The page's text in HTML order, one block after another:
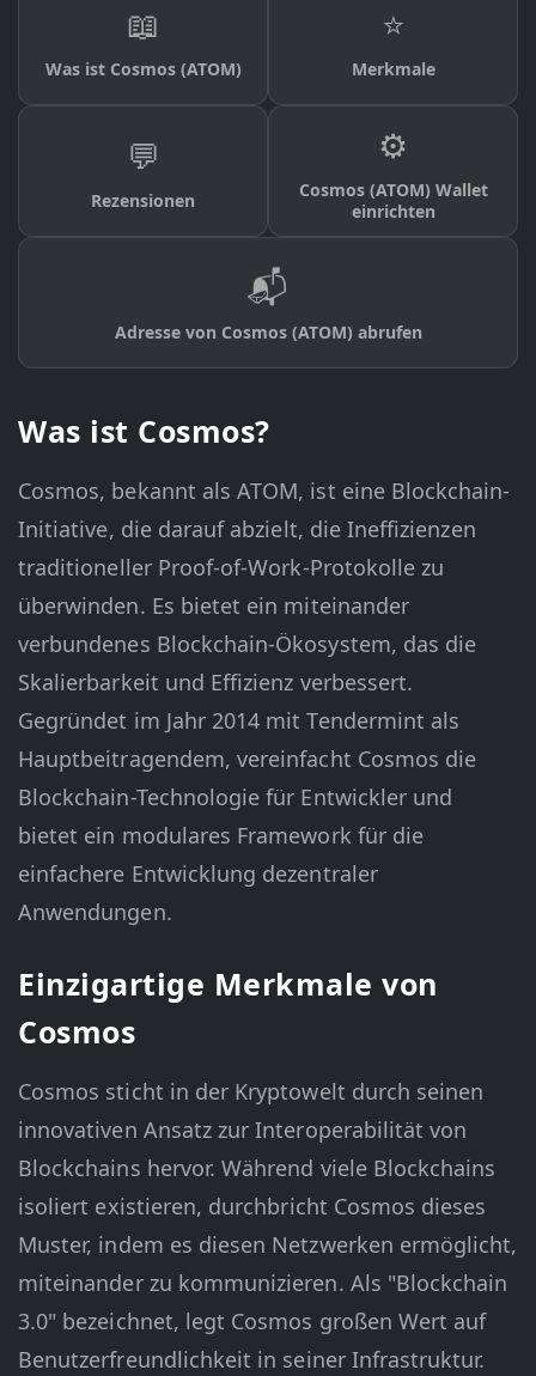
📖
Was ist Cosmos (ATOM)
⭐
Merkmale
💬
Rezensionen
⚙️
Cosmos (ATOM) Wallet
einrichten
📬
Adresse von Cosmos (ATOM) abrufen
Was ist Cosmos?
Cosmos, bekannt als ATOM, ist eine Blockchain-
Initiative, die darauf abzielt, die Ineffizienzen
traditioneller Proof-of-Work-Protokolle zu
überwinden. Es bietet ein miteinander
verbundenes Blockchain-Ökosystem, das die
Skalierbarkeit und Effizienz verbessert.
Gegründet im Jahr 2014 mit Tendermint als
Hauptbeitragendem, vereinfacht Cosmos die
Blockchain-Technologie für Entwickler und
bietet ein modulares Framework für die
einfachere Entwicklung dezentraler
Anwendungen.
Einzigartige Merkmale von
Cosmos
Cosmos sticht in der Kryptowelt durch seinen
innovativen Ansatz zur Interoperabilität von
Blockchains hervor. Während viele Blockchains
isoliert existieren, durchbricht Cosmos dieses
Muster, indem es diesen Netzwerken ermöglicht,
miteinander zu kommunizieren. Als "Blockchain
3.0" bezeichnet, legt Cosmos großen Wert auf
Benutzerfreundlichkeit in seiner Infrastruktur.